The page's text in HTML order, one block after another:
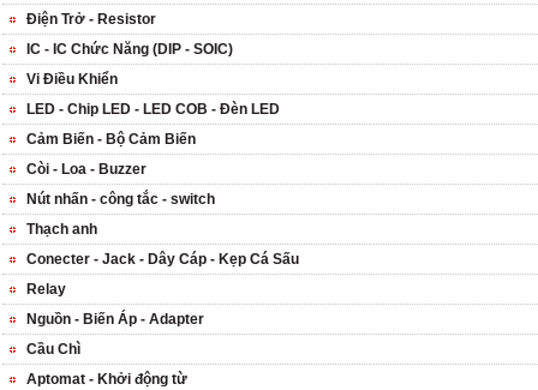
Điện Trở - Resistor
IC - IC Chức Năng (DIP - SOIC)
Vi Điều Khiển
LED - Chip LED - LED COB - Đèn LED
Cảm Biến - Bộ Cảm Biến
Còi - Loa - Buzzer
Nút nhấn - công tắc - switch
Thạch anh
Conecter - Jack - Dây Cáp - Kẹp Cá Sấu
Relay
Nguồn - Biến Áp - Adapter
Cầu Chì
Aptomat - Khởi động từ